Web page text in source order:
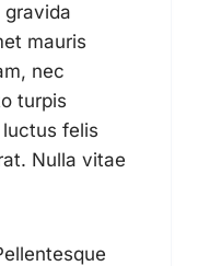
gravida
mauris
nec
turpis
felis
Nulla vitae